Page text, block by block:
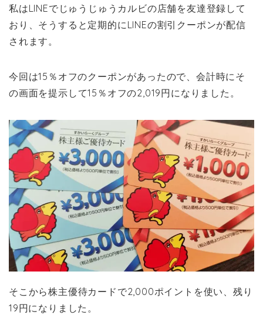
私はLINEでじゅうじゅうカルビの店舗を友達登録して
おり、そうすると定期的にLINEの割引クーポンが配信
されます。
今回は15％オフのクーポンがあったので、会計時にそ
の画面を提示して15％オフの2,019円になりました。
そこから株主優待カードで2,000ポイントを使い、残り
19円になりました。